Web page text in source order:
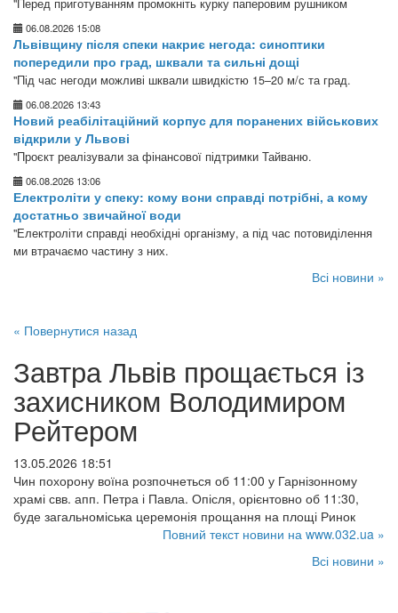
"Перед приготуванням промокніть курку паперовим рушником
06.08.2026 15:08
Львівщину після спеки накриє негода: синоптики
попередили про град, шквали та сильні дощі
"Під час негоди можливі шквали швидкістю 15–20 м/с та град.
06.08.2026 13:43
Новий реабілітаційний корпус для поранених військових
відкрили у Львові
"Проєкт реалізували за фінансової підтримки Тайваню.
06.08.2026 13:06
Електроліти у спеку: кому вони справді потрібні, а кому
достатньо звичайної води
"Електроліти справді необхідні організму, а під час потовиділення
ми втрачаємо частину з них.
Всі новини »
« Повернутися назад
Завтра Львів прощається із
захисником Володимиром
Рейтером
13.05.2026 18:51
Чин похорону воїна розпочнеться об 11:00 у Гарнізонному
храмі свв. апп. Петра і Павла. Опісля, орієнтовно об 11:30,
буде загальноміська церемонія прощання на площі Ринок
Повний текст новини на www.032.ua »
Всі новини »